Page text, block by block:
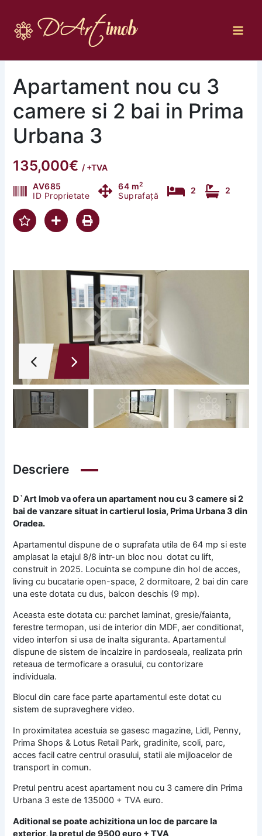
content
Apartament nou cu 3
camere si 2 bai in Prima
Urbana 3
135,000€/ +TVA
AV685
ID Proprietate
64 m2
Suprafață
2 2
Descriere
D`Art Imob va ofera un apartament nou cu 3 camere si 2
bai de vanzare situat in cartierul Iosia, Prima Urbana 3 din
Oradea.
Apartamentul dispune de o suprafata utila de 64 mp si este
amplasat la etajul 8/8 intr-un bloc nou dotat cu lift,
construit in 2025. Locuinta se compune din hol de acces,
living cu bucatarie open-space, 2 dormitoare, 2 bai din care
una este dotata cu dus, balcon deschis (9 mp).
Aceasta este dotata cu: parchet laminat, gresie/faianta,
ferestre termopan, usi de interior din MDF, aer conditionat,
video interfon si usa de inalta siguranta. Apartamentul
dispune de sistem de incalzire in pardoseala, realizata prin
reteaua de termoficare a orasului, cu contorizare
individuala.
Blocul din care face parte apartamentul este dotat cu
sistem de supraveghere video.
In proximitatea acestuia se gasesc magazine, Lidl, Penny,
Prima Shops & Lotus Retail Park, gradinite, scoli, parc,
acces facil catre centrul orasului, statii ale mijloacelor de
transport in comun.
Pretul pentru acest apartament nou cu 3 camere din Prima
Urbana 3 este de 135000 + TVA euro.
Aditional se poate achizitiona un loc de parcare la
exterior, la pretul de 9500 euro + TVA